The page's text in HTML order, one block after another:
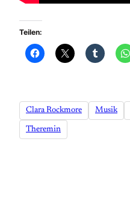
Teilen:
Clara Rockmore Musik
Theremin